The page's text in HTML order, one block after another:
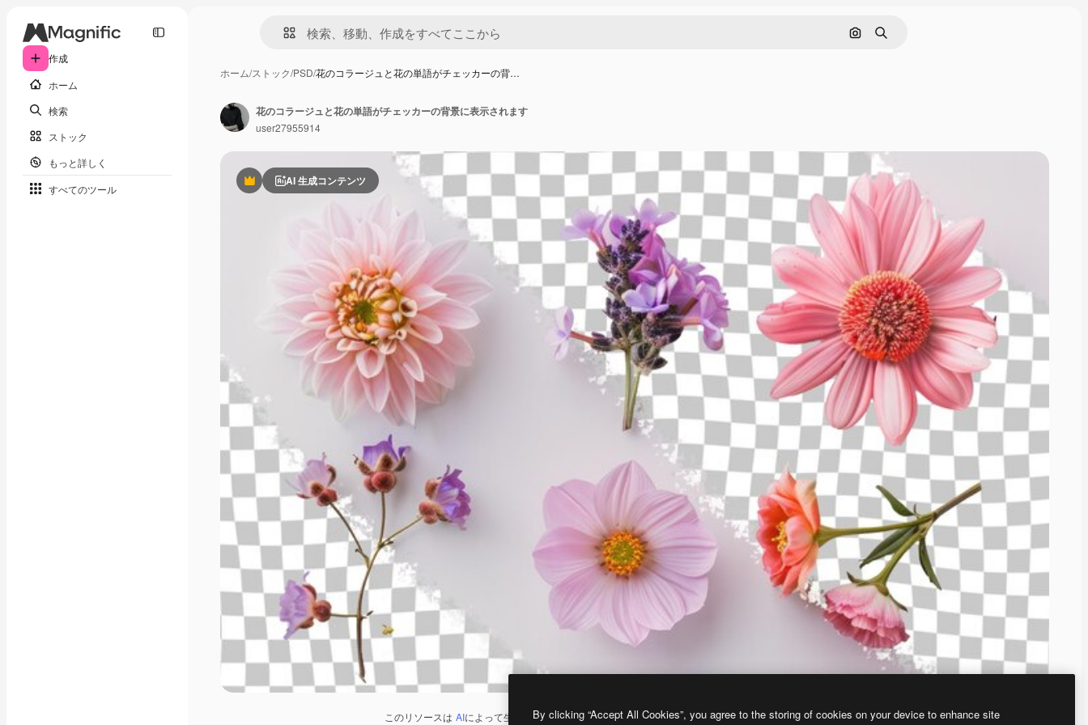
作成
ホーム
検索
ストック
もっと詳しく
すべてのツール
画像で検索
検索
ホーム/ストック/PSD/花のコラージュと花の単語がチェッカーの背…
PremiumAI 生成コンテンツ
このリソースは AIによって生成されたものです。 AI画像生成ツールを使うと、あなた独自の画像を作成できます。
花のコラージュと花の単語がチェッカーの背景に表示されます
user27955914
By clicking “Accept All Cookies”, you agree to the storing of cookies on your device to enhance site